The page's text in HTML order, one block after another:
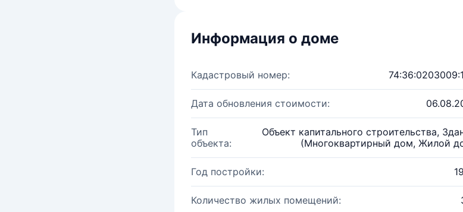
Информация о доме
Кадастровый номер:
Дата обновления стоимости:
Тип
объекта:
Объект капитального строительства,
(Многоквартирный дом, Жилой
Год постройки:
Количество жилых помещений: